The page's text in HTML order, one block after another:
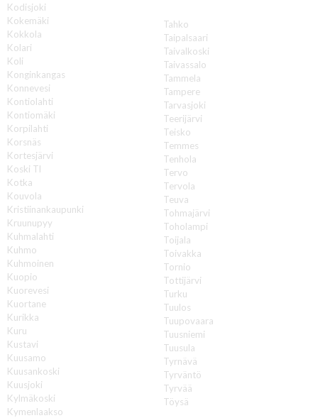
Kodisjoki
Kokemäki
Kokkola
Kolari
Koli
Konginkangas
Konnevesi
Kontiolahti
Kontiomäki
Korpilahti
Korsnäs
Kortesjärvi
Koski Tl
Kotka
Kouvola
Kristiinankaupunki
Kruunupyy
Kuhmalahti
Kuhmo
Kuhmoinen
Kuopio
Kuorevesi
Kuortane
Kurikka
Kuru
Kustavi
Kuusamo
Kuusankoski
Kuusjoki
Kylmäkoski
Kymenlaakso
Tahko
Taipalsaari
Taivalkoski
Taivassalo
Tammela
Tampere
Tarvasjoki
Teerijärvi
Teisko
Temmes
Tenhola
Tervo
Tervola
Teuva
Tohmajärvi
Toholampi
Toijala
Toivakka
Tornio
Tottijärvi
Turku
Tuulos
Tuupovaara
Tuusniemi
Tuusula
Tyrnävä
Tyrväntö
Tyrvää
Töysä